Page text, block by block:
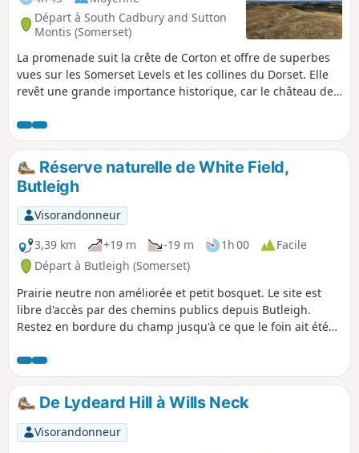
Départ à South Cadbury and Sutton
Montis (Somerset)
La promenade suit la crête de Corton et offre de superbes
vues sur les Somerset Levels et les collines du Dorset. Elle
revêt une grande importance historique, car le château de
du roi Arthur. Vous traverserez également l'ancien village
médiéval de Whitcombe. Le terrain est vallonné et peut être
boueux par temps humide. Pour vous motiver, vous pourrez
vous arrêter dans deux excellents pubs !
Réserve naturelle de White Field,
Butleigh
Visorandonneur
3,39 km
+19 m -19 m 1h 00
Facile
Départ à Butleigh (Somerset)
Prairie neutre non améliorée et petit bosquet. Le site est
libre d'accès par des chemins publics depuis Butleigh.
Restez en bordure du champ jusqu'à ce que le foin ait été
De Lydeard Hill à Wills Neck
Visorandonneur